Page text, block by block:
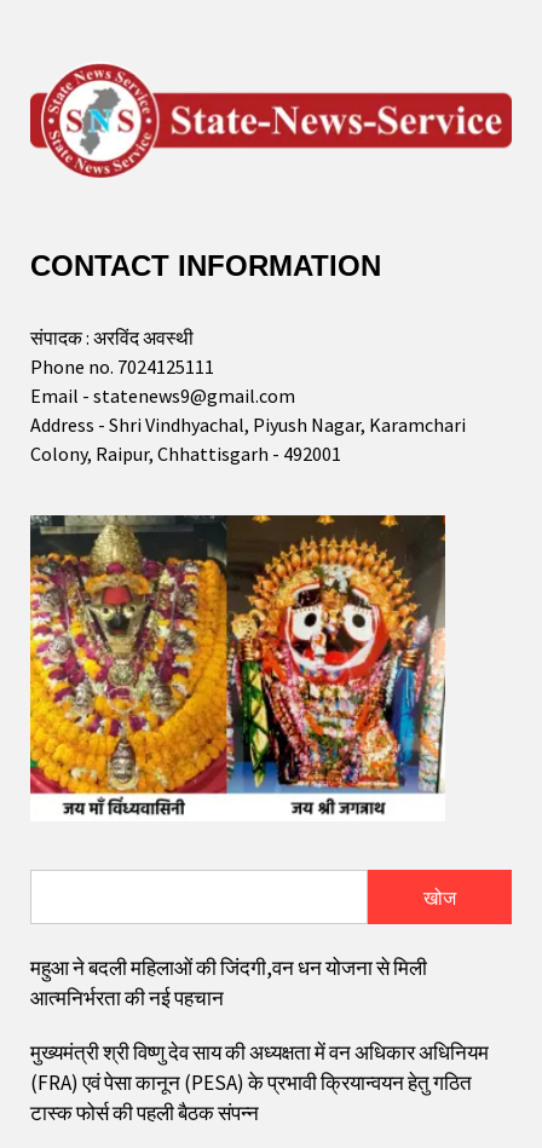
CONTACT INFORMATION
संपादक : अरविंद अवस्थी
Phone no. 7024125111
Email - statenews9@gmail.com
Address - Shri Vindhyachal, Piyush Nagar, Karamchari
Colony, Raipur, Chhattisgarh - 492001
खोज
महुआ ने बदली महिलाओं की जिंदगी,वन धन योजना से मिली
आत्मनिर्भरता की नई पहचान
मुख्यमंत्री श्री विष्णु देव साय की अध्यक्षता में वन अधिकार अधिनियम
(FRA) एवं पेसा कानून (PESA) के प्रभावी क्रियान्वयन हेतु गठित
टास्क फोर्स की पहली बैठक संपन्न